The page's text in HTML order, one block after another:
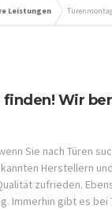
Leistungen
Wir
Sie nach Türen
Herstellern
zufrieden.
Immerhin gibt es bei